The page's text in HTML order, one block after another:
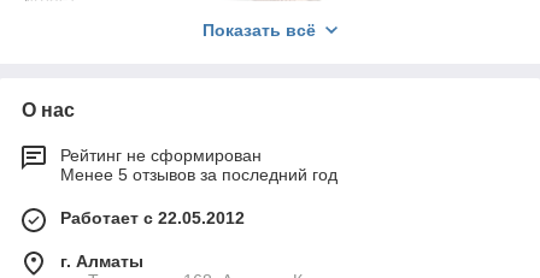
сетей,
повреждение
оборудования
риски поражения электрическим током. Для создания
эффективной системы заземления важны надёжные
компоненты, среди которых стержни заземления занимают
Показать всё
О нас
Рейтинг не сформирован
Менее 5 отзывов за последний год
Работает с 22.05.2012
г. Алматы